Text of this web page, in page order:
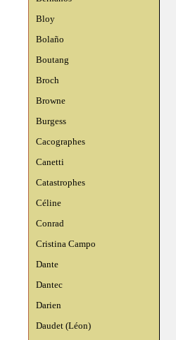
Bloy
Bolaño
Boutang
Broch
Browne
Burgess
Cacographes
Canetti
Catastrophes
Céline
Conrad
Cristina Campo
Dante
Dantec
Darien
Daudet (Léon)